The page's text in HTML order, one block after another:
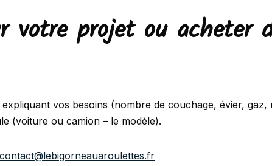
votre projet ou acheter
vos besoins (nombre de couchage, évier, gaz,
(voiture ou camion – le modèle).
contact@lebigorneauaroulettes.fr